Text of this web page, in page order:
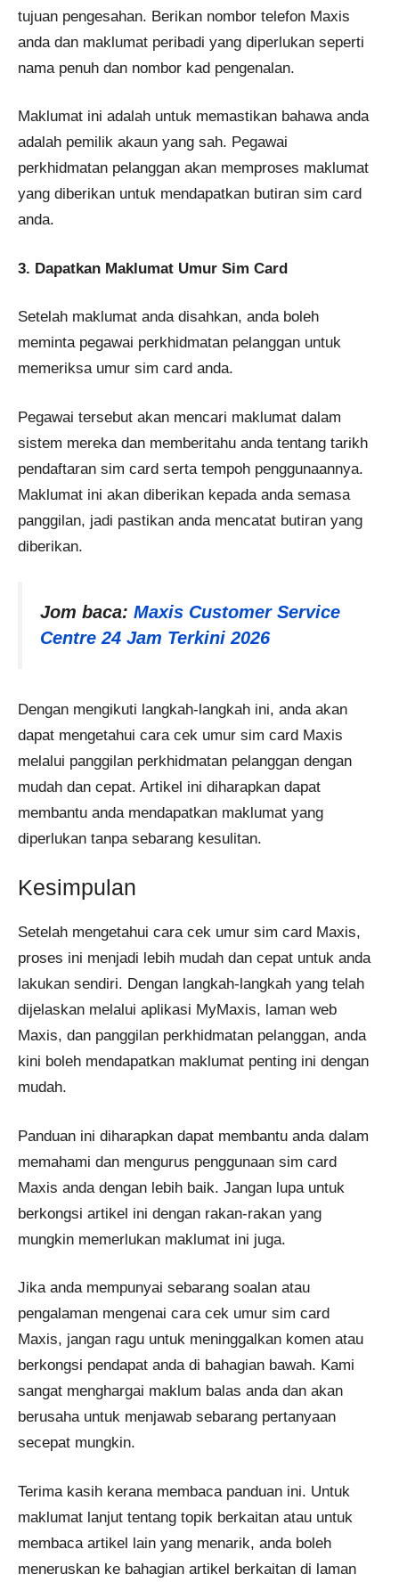
tujuan pengesahan. Berikan nombor telefon Maxis
anda dan maklumat peribadi yang diperlukan seperti
nama penuh dan nombor kad pengenalan.
Maklumat ini adalah untuk memastikan bahawa anda
adalah pemilik akaun yang sah. Pegawai
perkhidmatan pelanggan akan memproses maklumat
yang diberikan untuk mendapatkan butiran sim card
anda.
3. Dapatkan Maklumat Umur Sim Card
Setelah maklumat anda disahkan, anda boleh
meminta pegawai perkhidmatan pelanggan untuk
memeriksa umur sim card anda.
Pegawai tersebut akan mencari maklumat dalam
sistem mereka dan memberitahu anda tentang tarikh
pendaftaran sim card serta tempoh penggunaannya.
Maklumat ini akan diberikan kepada anda semasa
panggilan, jadi pastikan anda mencatat butiran yang
diberikan.
Jom baca: Maxis Customer Service
Centre 24 Jam Terkini 2026
Dengan mengikuti langkah-langkah ini, anda akan
dapat mengetahui cara cek umur sim card Maxis
melalui panggilan perkhidmatan pelanggan dengan
mudah dan cepat. Artikel ini diharapkan dapat
membantu anda mendapatkan maklumat yang
diperlukan tanpa sebarang kesulitan.
Kesimpulan
Setelah mengetahui cara cek umur sim card Maxis,
proses ini menjadi lebih mudah dan cepat untuk anda
lakukan sendiri. Dengan langkah-langkah yang telah
dijelaskan melalui aplikasi MyMaxis, laman web
Maxis, dan panggilan perkhidmatan pelanggan, anda
kini boleh mendapatkan maklumat penting ini dengan
mudah.
Panduan ini diharapkan dapat membantu anda dalam
memahami dan mengurus penggunaan sim card
Maxis anda dengan lebih baik. Jangan lupa untuk
berkongsi artikel ini dengan rakan-rakan yang
mungkin memerlukan maklumat ini juga.
Jika anda mempunyai sebarang soalan atau
pengalaman mengenai cara cek umur sim card
Maxis, jangan ragu untuk meninggalkan komen atau
berkongsi pendapat anda di bahagian bawah. Kami
sangat menghargai maklum balas anda dan akan
berusaha untuk menjawab sebarang pertanyaan
secepat mungkin.
Terima kasih kerana membaca panduan ini. Untuk
maklumat lanjut tentang topik berkaitan atau untuk
membaca artikel lain yang menarik, anda boleh
meneruskan ke bahagian artikel berkaitan di laman